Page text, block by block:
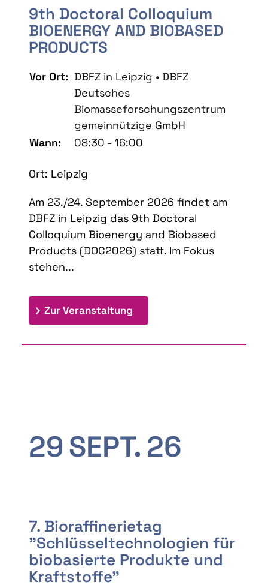
9th Doctoral Colloquium
BIOENERGY AND BIOBASED
PRODUCTS
Vor Ort: DBFZ in Leipzig • DBFZ
Deutsches
Biomasseforschungszentrum
gemeinnützige GmbH
Wann:
08:30 - 16:00
Ort: Leipzig
Am 23./24. September 2026 findet am
DBFZ in Leipzig das 9th Doctoral
Colloquium Bioenergy and Biobased
Products (DOC2026) statt. Im Fokus
stehen...
Zur Veranstaltung
29SEPT. 26
7. Bioraffinerietag
"Schlüsseltechnologien für
biobasierte Produkte und
Kraftstoffe"